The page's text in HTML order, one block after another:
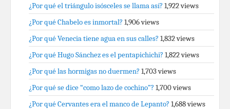
¿Por qué el triángulo isósceles se llama así? 1,922 views
¿Por qué Chabelo es inmortal? 1,906 views
¿Por qué Venecia tiene agua en sus calles? 1,832 views
¿Por qué Hugo Sánchez es el pentapichichi? 1,822 views
¿Por qué las hormigas no duermen? 1,703 views
¿Por qué se dice “como lazo de cochino”? 1,700 views
¿Por qué Cervantes era el manco de Lepanto? 1,688 views